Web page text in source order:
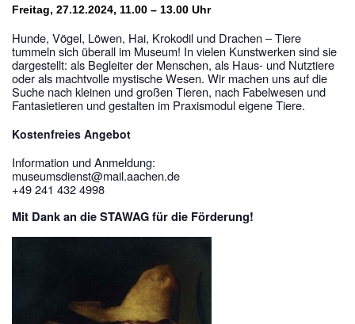
Freitag, 27.12.2024, 11.00 – 13.00 Uhr
Hunde, Vögel, Löwen, Hai, Krokodil und Drachen – Tiere
tummeln sich überall im Museum! In vielen Kunstwerken sind sie
dargestellt: als Begleiter der Menschen, als Haus- und Nutztiere
oder als machtvolle mystische Wesen. Wir machen uns auf die
Suche nach kleinen und großen Tieren, nach Fabelwesen und
Fantasietieren und gestalten im Praxismodul eigene Tiere.
Kostenfreies Angebot
Information und Anmeldung:
museumsdienst@mail.aachen.de
+49 241 432 4998
Mit Dank an die STAWAG für die Förderung!